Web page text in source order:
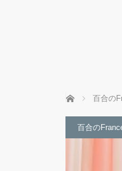
ホーム 百合の
百合の